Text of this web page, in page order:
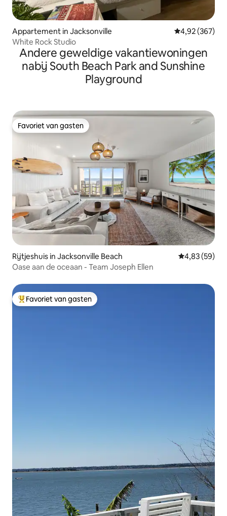
Appartement in Jacksonville Gemiddelde
4,92 (367)
White Rock Studio
Andere geweldige vakantiewoningen
nabij South Beach Park and Sunshine
Playground
Favoriet van gasten
Favoriet van gasten
Rijtjeshuis in Jacksonville Beach Gemiddelde
4,83 (59)
Oase aan de oceaan - Team Joseph Ellen
Topfavoriet van gasten
Favoriet van gasten